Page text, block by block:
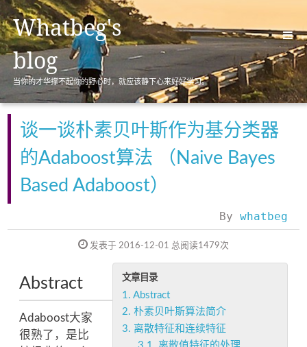
Whatbeg's
blog
当你的才华撑不起你的野心时，就应该静下心来好好学习。
首页(Home)
归档(Archives)
标签(Tags)
分类(Categories)
谈一谈朴素贝叶斯作为基分类器
的Adaboost算法 （Naive Bayes
Based Adaboost）
By whatbeg
发表于 2016-12-01 总阅读1479次
文章目录
1. Abstract
2. 朴素贝叶斯算法简介
3. 离散特征和连续特征
Abstract
Adaboost大家
很熟了，是比